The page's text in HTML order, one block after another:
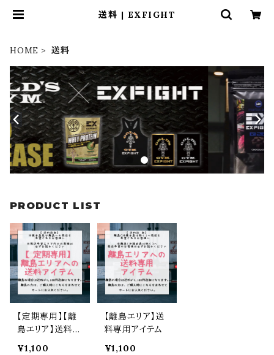
送料 | EXFIGHT
HOME 送料
PRODUCT LIST
【定期専用】【離
島エリア】送料専
¥1,100
【離島エリア】送
料専用アイテム
¥1,100